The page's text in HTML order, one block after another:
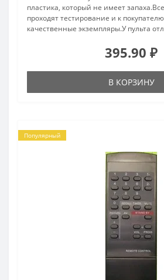
пластика, который не имеет
проходят тестирование и к
качественные экземпляры.У пульта
395.90 ₽
В КОРЗИНУ
Популярный